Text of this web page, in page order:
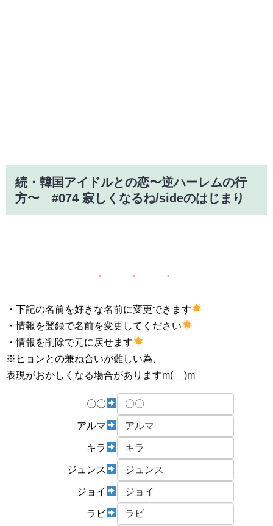
続・韓国アイドルとの恋〜逆ハーレムの行
方〜 #074 寂しくなるね/sideのはじまり
・下記の名前を好きな名前に変更できます
・情報を登録で名前を変更してください
・情報を削除で元に戻せます
※ヒョンとの兼ね合いが難しい為、
表現がおかしくなる場合がありますm(__)m
〇〇
アルマ
キラ
ジュンス
ジョイ
ラビ